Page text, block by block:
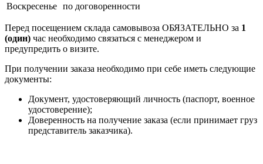
Воскресенье по договоренности
Перед посещением склада самовывоза ОБЯЗАТЕЛЬНО за 1
(один) час необходимо связаться с менеджером и
предупредить о визите.
При получении заказа необходимо при себе иметь следующие
документы:
Документ, удостоверяющий личность (паспорт, военное
удостоверение);
Доверенность на получение заказа (если принимает груз
представитель заказчика).